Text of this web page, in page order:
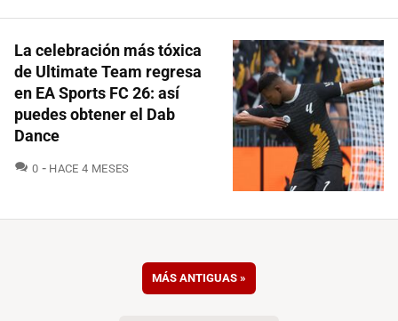
La celebración más tóxica
de Ultimate Team regresa
en EA Sports FC 26: así
puedes obtener el Dab
Dance
0 COMENTARIOS
HACE 4 MESES
MÁS ANTIGUAS »